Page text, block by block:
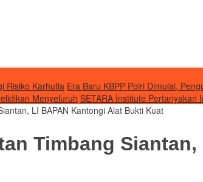
Risiko Karhutla Era Baru KBPP Polri Dimulai,
Menyeluruh SETARA Institute Pertanyakan
LI BAPAN Kantongi Alat Bukti Kuat
Timbang